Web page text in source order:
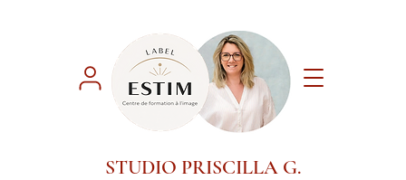
STUDIO PRISCILLA G.